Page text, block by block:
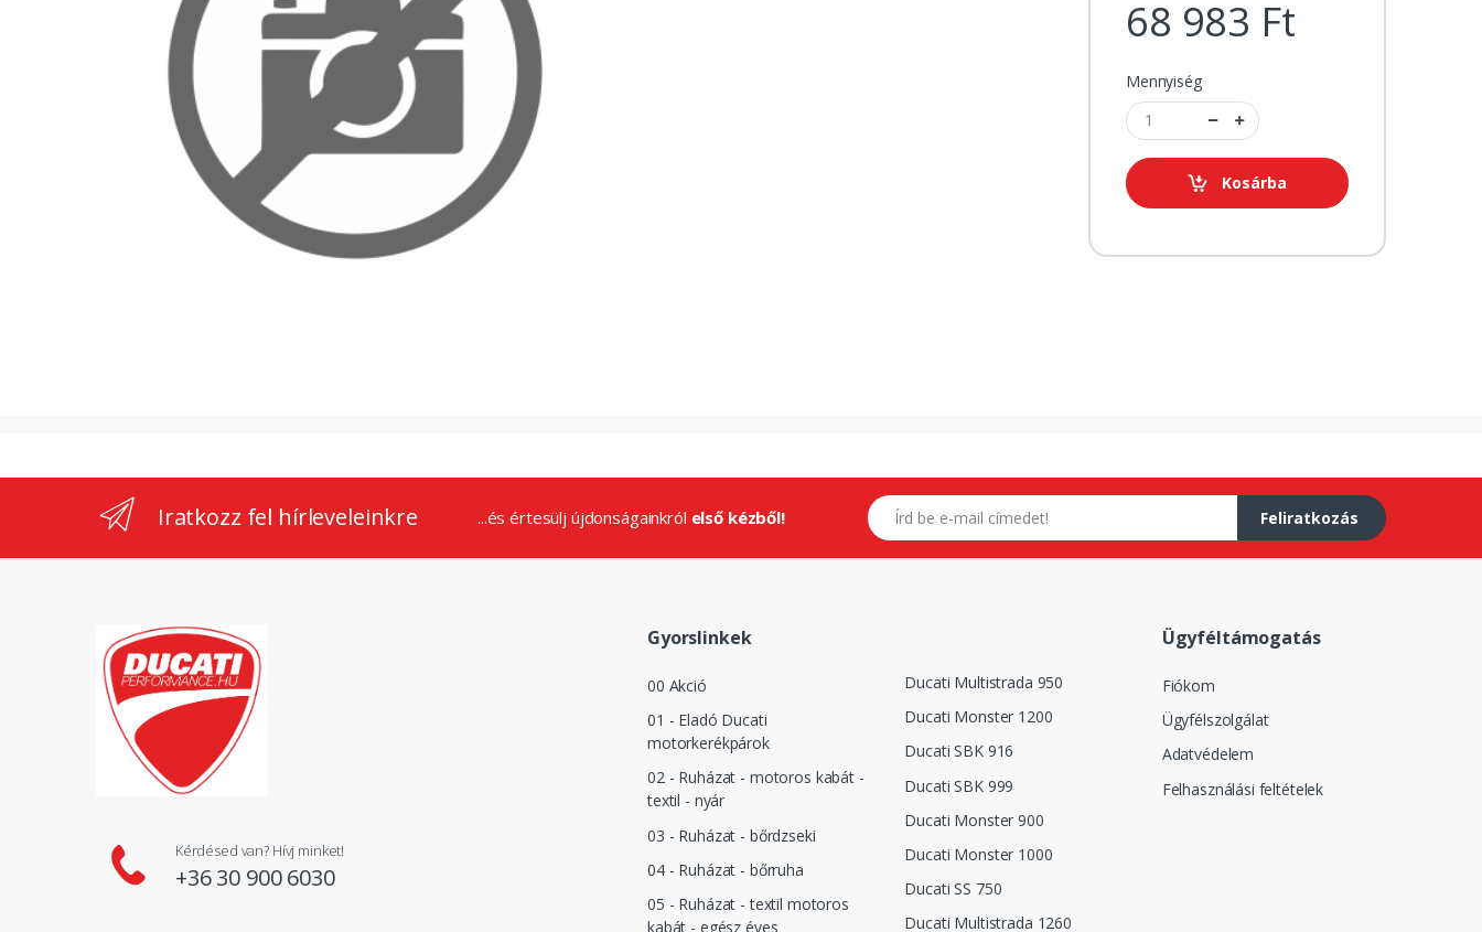
68 983 Ft
Mennyiség
Kosárba
Iratkozz fel hírleveleinkre ...és értesülj újdonságainkról első kézből!
E-mail címed
Feliratkozás
Kérdésed van? Hívj minket!
+36 30 900 6030
Gyorslinkek
00 Akció
01 - Eladó Ducati
motorkerékpárok
02 - Ruházat - motoros kabát -
textil - nyár
03 - Ruházat - bőrdzseki
04 - Ruházat - bőrruha
05 - Ruházat - textil motoros
kabát - egész éves
Ducati Multistrada 950
Ducati Monster 1200
Ducati SBK 916
Ducati SBK 999
Ducati Monster 900
Ducati Monster 1000
Ducati SS 750
Ducati Multistrada 1260
Ügyféltámogatás
Fiókom
Ügyfélszolgálat
Adatvédelem
Felhasználási feltételek